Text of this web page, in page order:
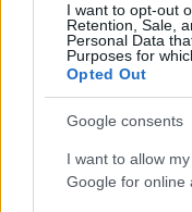
I want to opt-out
Retention, Sale,
Personal Data
Purposes for
Opted Out
Google consents
I want to allow
Google for online
Ο γνωστός